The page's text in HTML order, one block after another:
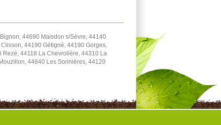
44690 Maisdon s/Sèvre, 44140
44190 Gétigné, 44190 Gorges,
44118 La Chevrolière, 44310 La
44840 Les Sorinières, 44120